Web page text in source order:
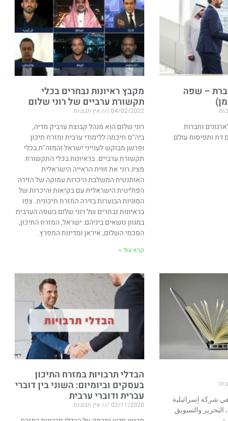
– שפה
וחברות
דת ותפיסות עולם
מקבץ ראיונות נבחרים בכלי
תקשורת ערביים של רוני שלום
04/02/2022 אין תגובות
רוני שלום הוא מנהל קבוצת ערביק מדיה,
ביה"ס חיכמה ללימודי ערבית ומזרח תיכון
ופרשן מבוקש לענייני ישראל והמזה"ת בכלי
תקשורת ערביים. בראיונות בכלי התקשורת
מציג רוני את זווית הראייה הישראלית
האותנטית המשלבת היכרות עמוקה של הזירה
הפוליטית הישראלית עם בקיאות והיכרות של
הסוגיות הבוערות בזירה המזרח תיכונית. צפו
בראיונות נבחרים של רוני שלום בשפה הערבית
במגוון נושאים ביניהם: ישראל, המזרח התיכון,
הסכמי השלום, איראן ומדינות המפרץ.
קרא עוד »
شركة إسرائيلية
التحرير والتسويق
הבדלי תרבויות במזרח התיכון
בעסקים וביומיום: השוני בין דוברי
עברית ודוברי ערבית
02/11/2020 אין תגובות